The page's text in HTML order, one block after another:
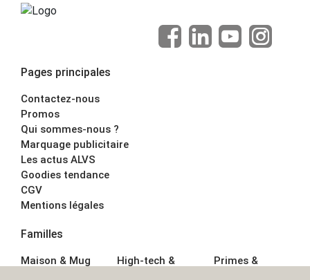
Pages principales
Contactez-nous
Promos
Qui sommes-nous ?
Marquage publicitaire
Les actus ALVS
Goodies tendance
CGV
Mentions légales
Familles
Maison & Mug
High-tech &
Primes &